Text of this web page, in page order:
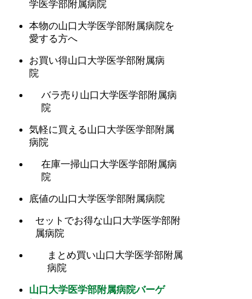
学医学部附属病院
本物の山口大学医学部附属病院を
愛する方へ
お買い得山口大学医学部附属病
院
バラ売り山口大学医学部附属病
院
気軽に買える山口大学医学部附属
病院
在庫一掃山口大学医学部附属病
院
底値の山口大学医学部附属病院
セットでお得な山口大学医学部附
属病院
まとめ買い山口大学医学部附属
病院
山口大学医学部附属病院バーゲ